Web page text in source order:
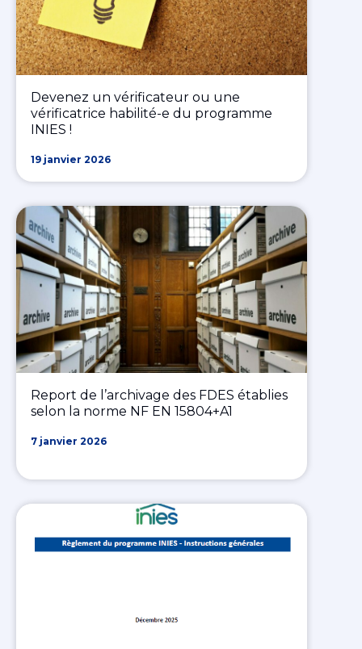
Devenez un vérificateur ou une
vérificatrice habilité-e du programme
INIES !
19 janvier 2026
Report de l’archivage des FDES établies
selon la norme NF EN 15804+A1
7 janvier 2026